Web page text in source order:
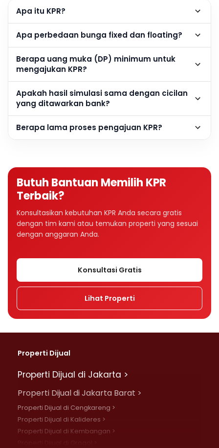
Apa itu KPR?
Apa perbedaan bunga fixed dan floating?
Berapa uang muka (DP) minimum untuk
mengajukan KPR?
Apakah hasil simulasi sama dengan cicilan
yang ditawarkan bank?
Berapa lama proses pengajuan KPR?
Butuh Bantuan Memilih KPR
Terbaik?
Konsultasikan kebutuhan KPR Anda secara gratis
dengan tim kami atau temukan properti yang sesuai
dengan anggaran Anda.
Konsultasi Gratis
Lihat Properti
Properti Dijual
Properti Dijual di Jakarta >
Properti Dijual di Jakarta Barat >
Properti Dijual di Cengkareng >
Properti Dijual di Kalideres >
Properti Dijual di Kembangan >